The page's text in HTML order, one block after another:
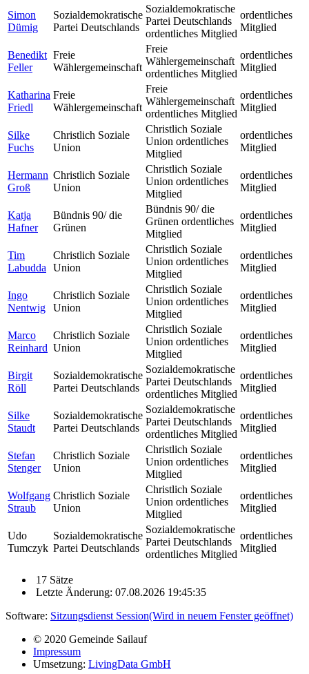
Simon
Dümig
Sozialdemokratische
Partei Deutschlands
Sozialdemokratische
Partei Deutschlands
ordentliches Mitglied
ordentliches
Mitglied
Benedikt
Feller
Freie
Wählergemeinschaft
Freie
Wählergemeinschaft
ordentliches Mitglied
ordentliches
Mitglied
Katharina
Friedl
Freie
Wählergemeinschaft
Freie
Wählergemeinschaft
ordentliches Mitglied
ordentliches
Mitglied
Silke
Fuchs
Christlich Soziale
Union
Christlich Soziale
Union ordentliches
Mitglied
ordentliches
Mitglied
Hermann
Groß
Christlich Soziale
Union
Christlich Soziale
Union ordentliches
Mitglied
ordentliches
Mitglied
Katja
Hafner
Bündnis 90/ die
Grünen
Bündnis 90/ die
Grünen ordentliches
Mitglied
ordentliches
Mitglied
Tim
Labudda
Christlich Soziale
Union
Christlich Soziale
Union ordentliches
Mitglied
ordentliches
Mitglied
Ingo
Nentwig
Christlich Soziale
Union
Christlich Soziale
Union ordentliches
Mitglied
ordentliches
Mitglied
Marco
Reinhard
Christlich Soziale
Union
Christlich Soziale
Union ordentliches
Mitglied
ordentliches
Mitglied
Birgit
Röll
Sozialdemokratische
Partei Deutschlands
Sozialdemokratische
Partei Deutschlands
ordentliches Mitglied
ordentliches
Mitglied
Silke
Staudt
Sozialdemokratische
Partei Deutschlands
Sozialdemokratische
Partei Deutschlands
ordentliches Mitglied
ordentliches
Mitglied
Stefan
Stenger
Christlich Soziale
Union
Christlich Soziale
Union ordentliches
Mitglied
ordentliches
Mitglied
Wolfgang
Straub
Christlich Soziale
Union
Christlich Soziale
Union ordentliches
Mitglied
ordentliches
Mitglied
Udo
Tumczyk
Sozialdemokratische
Partei Deutschlands
Sozialdemokratische
Partei Deutschlands
ordentliches Mitglied
ordentliches
Mitglied
17 Sätze
Letzte Änderung: 07.08.2026 19:45:35
Software: Sitzungsdienst Session(Wird in neuem Fenster geöffnet)
© 2020 Gemeinde Sailauf
Impressum
Umsetzung: LivingData GmbH